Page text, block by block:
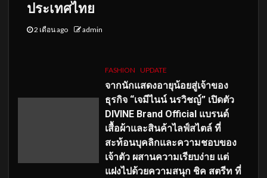
ประเทศไทย
2 เดือน ago admin
FASHION UPDATE
จากนักแสดงอายุน้อยสู่เจ้าของ
ธุรกิจ “เจมีไนน์ นรวิชญ์” เปิดตัว
DIVINE Brand Official แบรนด์
เสื้อผ้าและสินค้าไลฟ์สไตล์ ที่
สะท้อนบุคลิกและความชอบของ
เจ้าตัว ผสานความเรียบง่าย แต่
แฝงไปด้วยความสนุก ชิค สตรีท ที่